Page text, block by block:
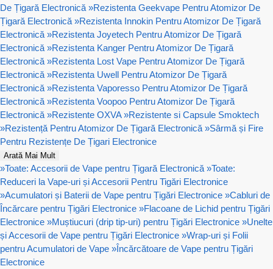
De Țigară Electronică »Rezistenta Geekvape Pentru Atomizor De
Țigară Electronică »Rezistenta Innokin Pentru Atomizor De Țigară
Electronică »Rezistenta Joyetech Pentru Atomizor De Țigară
Electronică »Rezistenta Kanger Pentru Atomizor De Țigară
Electronică »Rezistenta Lost Vape Pentru Atomizor De Țigară
Electronică »Rezistenta Uwell Pentru Atomizor De Țigară
Electronică »Rezistenta Vaporesso Pentru Atomizor De Țigară
Electronică »Rezistenta Voopoo Pentru Atomizor De Țigară
Electronică »Rezistente OXVA »Rezistente si Capsule Smoktech
»Rezistență Pentru Atomizor De Țigară Electronică »Sârmă și Fire
Pentru Rezistențe De Țigari Electronice
Arată Mai Mult
»Toate: Accesorii de Vape pentru Țigară Electronică »Toate:
Reduceri la Vape-uri și Accesorii Pentru Tigări Electronice
»Acumulatori și Baterii de Vape pentru Țigări Electronice »Cabluri de
Încărcare pentru Țigări Electronice »Flacoane de Lichid pentru Țigări
Electronice »Muștiucuri (drip tip-uri) pentru Țigări Electronice »Unelte
și Accesorii de Vape pentru Țigări Electronice »Wrap-uri și Folii
pentru Acumulatori de Vape »Încărcătoare de Vape pentru Țigări
Electronice